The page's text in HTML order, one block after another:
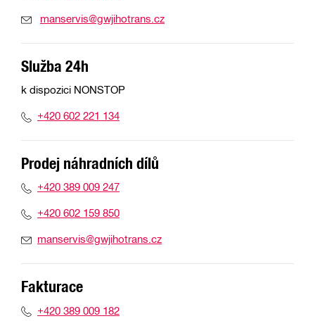
manservis@gwjihotrans.cz
Služba 24h
k dispozici NONSTOP
+420 602 221 134
Prodej náhradních dílů
+420 389 009 247
+420 602 159 850
manservis@gwjihotrans.cz
Fakturace
+420 389 009 182